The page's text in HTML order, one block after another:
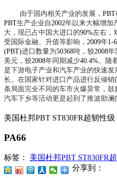
由于国内相关产业的发展， PBT
PBT生产企业自 2002年以来大幅增加
大，现已占中国大进口的90%左右，
受国际金融、升值等影响， 2009年1-6
(PBT)进口数量为50368吨，较2008年
美元，较2008年同期减少40.4%。随
是下游电子产业和汽车产业的快速发
长。在国家针对进口产品进行反倾
条局面完全不同的车市火爆异常，
汽车下乡等活动更是起到了推波助澜
美国杜邦PBT ST830FR超韧性级
PA66
标签：
美国杜邦PBT ST830FR
分享到：